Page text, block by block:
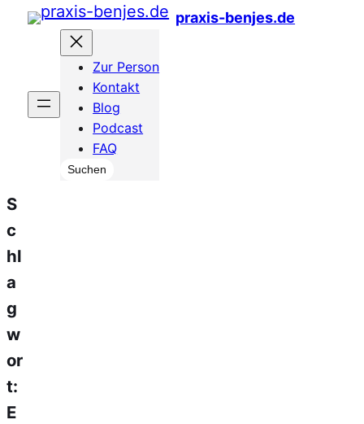
Zum
praxis-benjes.de
Zur Person
Kontakt
Blog
Podcast
FAQ
Suchen
Suchen
S
c
hl
a
g
w
or
t:
E